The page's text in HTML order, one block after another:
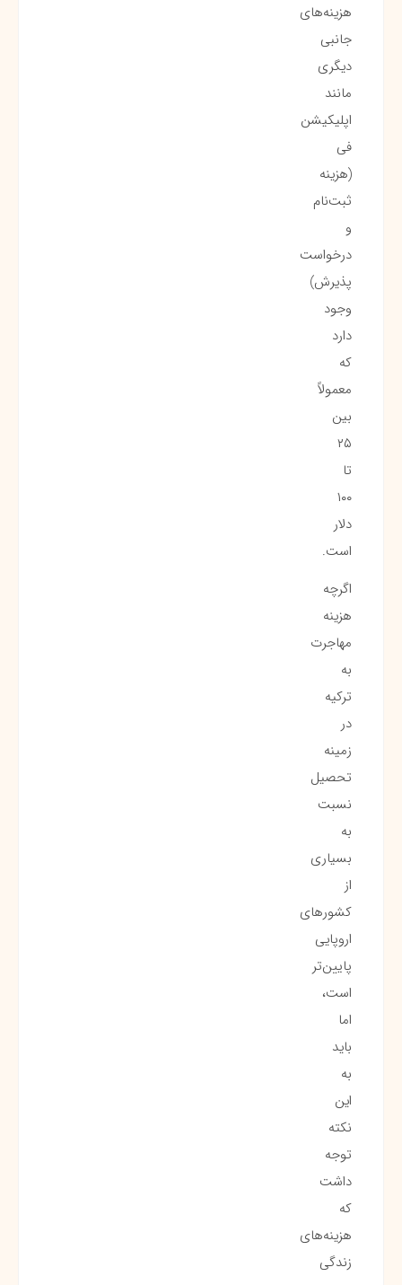
هزینه‌های
جانبی
دیگری
مانند
اپلیکیشن
فی
(هزینه
ثبت‌نام
و
درخواست
پذیرش)
وجود
دارد
که
معمولاً
بین
۲۵
تا
۱۰۰
دلار
است.
اگرچه
هزینه
مهاجرت
به
ترکیه
در
زمینه
تحصیل
نسبت
به
بسیاری
از
کشورهای
اروپایی
پایین‌تر
است،
اما
باید
به
این
نکته
توجه
داشت
که
هزینه‌های
زندگی